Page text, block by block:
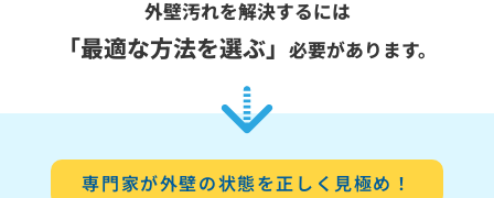
外壁汚れを解決するには
「最適な方法を選ぶ」 必要があります。
専門家が外壁の状態を正しく見極め！